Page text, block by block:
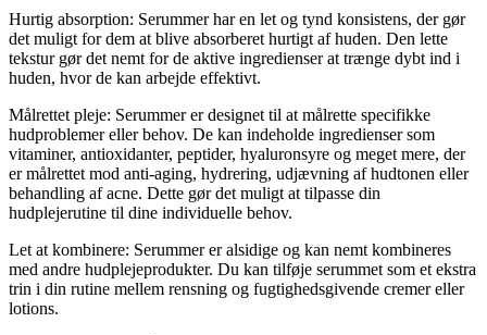
Hurtig absorption: Serummer har en let og tynd konsistens, der gør
det muligt for dem at blive absorberet hurtigt af huden. Den lette
tekstur gør det nemt for de aktive ingredienser at trænge dybt ind i
huden, hvor de kan arbejde effektivt.
Målrettet pleje: Serummer er designet til at målrette specifikke
hudproblemer eller behov. De kan indeholde ingredienser som
vitaminer, antioxidanter, peptider, hyaluronsyre og meget mere, der
er målrettet mod anti-aging, hydrering, udjævning af hudtonen eller
behandling af acne. Dette gør det muligt at tilpasse din
hudplejerutine til dine individuelle behov.
Let at kombinere: Serummer er alsidige og kan nemt kombineres
med andre hudplejeprodukter. Du kan tilføje serummet som et ekstra
trin i din rutine mellem rensning og fugtighedsgivende cremer eller
lotions.